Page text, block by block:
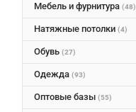
Мебель и фурнитура (48)
Натяжные потолки (4)
Обувь (27)
Одежда (93)
Оптовые базы (55)